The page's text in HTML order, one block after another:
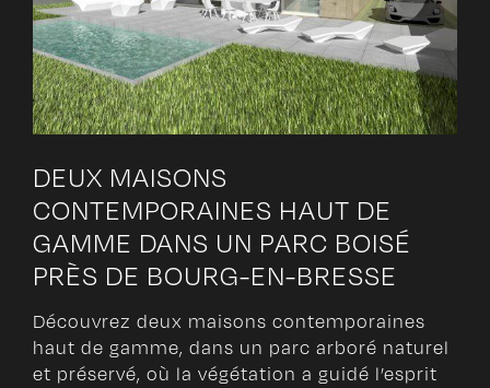
DEUX MAISONS
CONTEMPORAINES HAUT DE
GAMME DANS UN PARC BOISÉ
PRÈS DE BOURG-EN-BRESSE
Découvrez deux maisons contemporaines
haut de gamme, dans un parc arboré naturel
et préservé, où la végétation a guidé l’esprit